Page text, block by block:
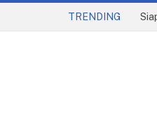
TRENDING